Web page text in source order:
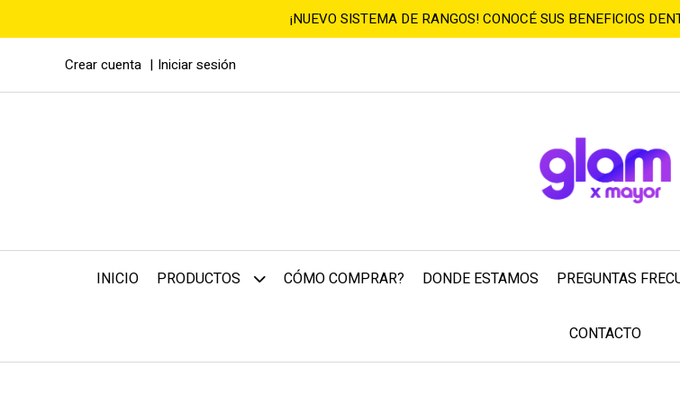
¡NUEVO SISTEMA DE RANGOS! CONOCÉ SUS BENEFICIOS
Crear cuenta Iniciar sesión
INICIO PRODUCTOS CÓMO COMPRAR? DONDE ESTAMOS PREGUNTAS
CONTACTO